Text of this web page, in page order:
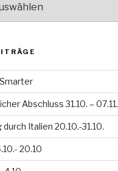
Abschluss 31.10. – 07.11.
Italien 20.10.-31.10.
20.10